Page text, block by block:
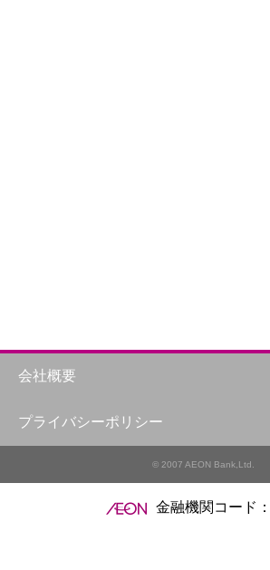
会社概要
プライバシーポリシー
© 2007 AEON Bank,Ltd.
金融機関コード